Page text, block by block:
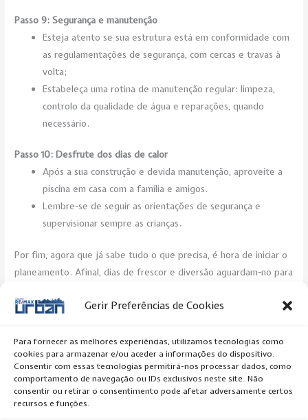
Gerir Preferências de Cookies
Para fornecer as melhores experiências, utilizamos tecnologias como
cookies para armazenar e/ou aceder a informações do dispositivo.
Consentir com essas tecnologias permitirá-nos processar dados, como
comportamento de navegação ou IDs exclusivos neste site. Não
consentir ou retirar o consentimento pode afetar adversamente certos
recursos e funções.
Passo 9: Segurança e manutenção
Esteja atento se sua estrutura está em conformidade com
as regulamentações de segurança, com cercas e travas à
volta;
Estabeleça uma rotina de manutenção regular: limpeza,
controlo da qualidade de água e reparações, quando
necessário.
Passo 10: Desfrute dos dias de calor
Após a sua construção e devida manutenção, aproveite a
piscina em casa com a família e amigos.
Lembre-se de seguir as orientações de segurança e
supervisionar sempre as crianças.
Por fim, agora que já sabe tudo o que precisa, é hora de iniciar o
planeamento. Afinal, dias de frescor e diversão aguardam-no para
←Previous Artigo Next Artigo